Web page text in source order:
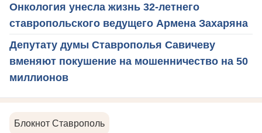
Онкология унесла жизнь 32-летнего
ставропольского ведущего Армена Захаряна
Депутату думы Ставрополья Савичеву
вменяют покушение на мошенничество на 50
миллионов
Блокнот Ставрополь